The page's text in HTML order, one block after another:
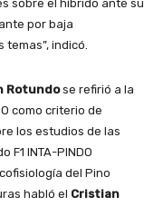
sobre el híbrido ante su
por baja
indicó.
Rotundose refirió a la
como criterio de
los estudios de las
F1 INTA-PINDO
del Pino
habló el Cristian